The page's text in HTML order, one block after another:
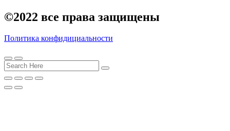
©2022 все права защищены
Политика конфидициальности